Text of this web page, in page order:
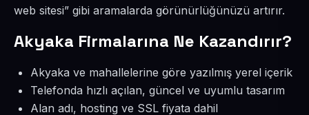
web sitesi” gibi aramalarda görünürlüğünüzü artırır.
Akyaka Firmalarına Ne Kazandırır?
Akyaka ve mahallelerine göre yazılmış yerel içerik
Telefonda hızlı açılan, güncel ve uyumlu tasarım
Alan adı, hosting ve SSL fiyata dahil